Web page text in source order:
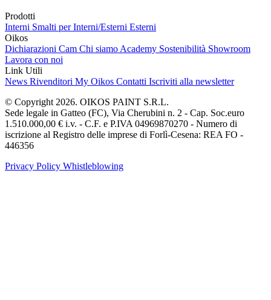
Prodotti
Interni Smalti per Interni/Esterni Esterni
Oikos
Dichiarazioni Cam Chi siamo Academy Sostenibilità Showroom
Lavora con noi
Link Utili
News Rivenditori My Oikos Contatti Iscriviti alla newsletter
© Copyright 2026. OIKOS PAINT S.R.L.
Sede legale in Gatteo (FC), Via Cherubini n. 2 - Cap. Soc.euro
1.510.000,00 € i.v. - C.F. e P.IVA 04969870270 - Numero di
iscrizione al Registro delle imprese di Forlì-Cesena: REA FO -
446356
Privacy Policy Whistleblowing